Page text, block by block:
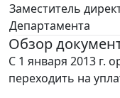
Заместитель
Департамента
Обзор
С 1 января 2013 г.
переходить на